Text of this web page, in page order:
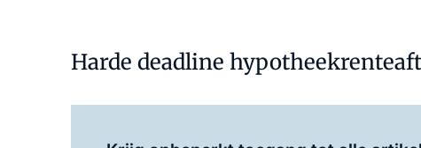
Harde deadline